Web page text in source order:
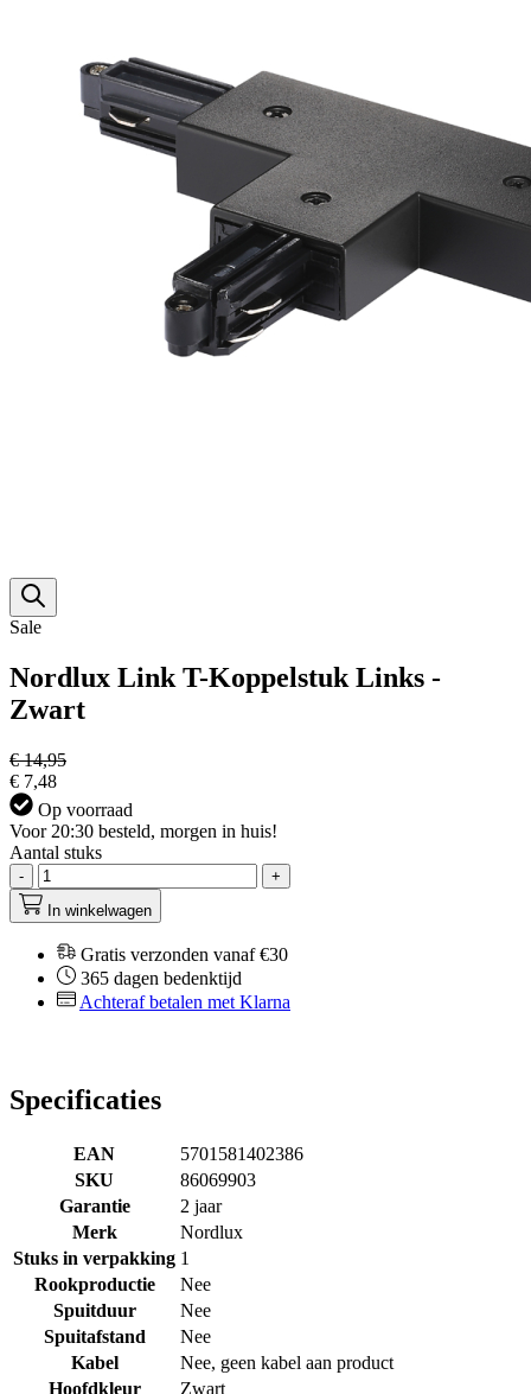
Sale
Nordlux Link T-Koppelstuk Links -
Zwart
€ 14,95
€ 7,48
Op voorraad
Voor 20:30 besteld, morgen in huis!
Aantal stuks
-
+
In winkelwagen
Gratis verzonden vanaf €30
365 dagen bedenktijd
Achteraf betalen met Klarna
Specificaties
EAN
5701581402386
SKU
86069903
Garantie
2 jaar
Merk
Nordlux
Stuks in verpakking 1
Rookproductie
Nee
Spuitduur
Nee
Spuitafstand
Nee
Kabel
Nee, geen kabel aan product
Hoofdkleur
Zwart